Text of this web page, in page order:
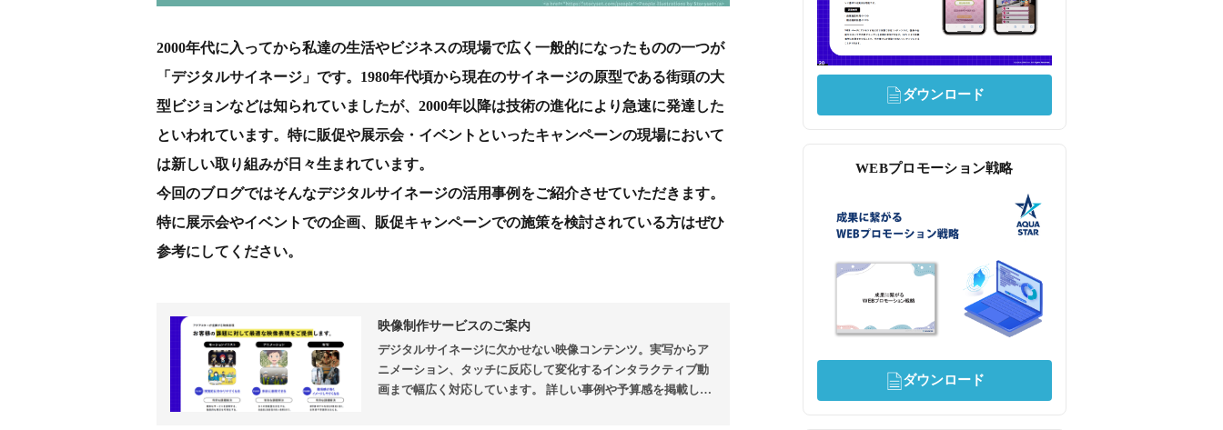
2000年代に入ってから私達の生活やビジネスの現場で広く一般的になったものの一つが
「デジタルサイネージ」です。1980年代頃から現在のサイネージの原型である街頭の大
型ビジョンなどは知られていましたが、2000年以降は技術の進化により急速に発達した
といわれています。特に販促や展示会・イベントといったキャンペーンの現場において
は新しい取り組みが日々生まれています。
今回のブログではそんなデジタルサイネージの活用事例をご紹介させていただきます。
特に展示会やイベントでの企画、販促キャンペーンでの施策を検討されている方はぜひ
参考にしてください。
映像制作サービスのご案内
デジタルサイネージに欠かせない映像コンテンツ。実写からア
ニメーション、タッチに反応して変化するインタラクティブ動
画まで幅広く対応しています。 詳しい事例や予算感を掲載して
ダウンロード
WEBプロモーション戦略
ダウンロード